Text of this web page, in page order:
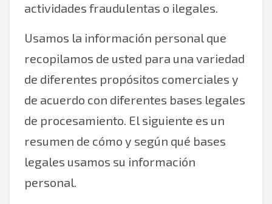
actividades fraudulentas o ilegales.
Usamos la información personal que
recopilamos de usted para una variedad
de diferentes propósitos comerciales y
de acuerdo con diferentes bases legales
de procesamiento. El siguiente es un
resumen de cómo y según qué bases
legales usamos su información
personal.